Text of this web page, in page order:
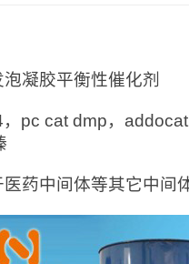
凝胶平衡性催化剂
pc cat dmp，
药中间体等其它中间